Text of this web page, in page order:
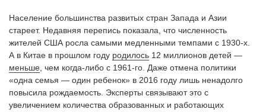
Население большинства развитых стран Запада и Азии
стареет. Недавняя перепись показала, что численность
жителей США росла самыми медленными темпами с 1930-х.
А в Китае в прошлом году родилось 12 миллионов детей —
меньше, чем когда-либо с 1961-го. Даже отмена политики
«одна семья — один ребенок» в 2016 году лишь ненадолго
повысила рождаемость. Эксперты связывают это с
увеличением количества образованных и работающих